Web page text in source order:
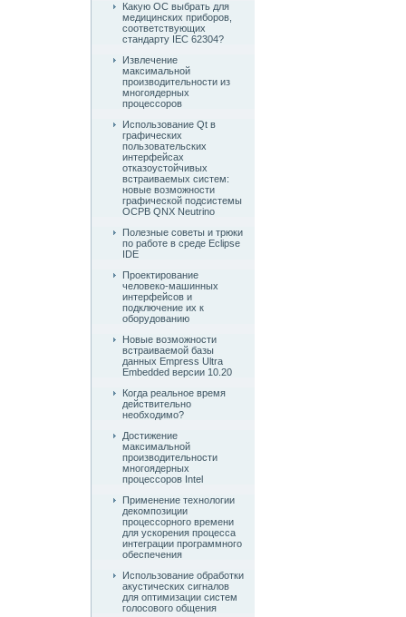
Какую ОС выбрать для
медицинских приборов,
соответствующих
стандарту IEC 62304?
Извлечение
максимальной
производительности из
многоядерных
процессоров
Использование Qt в
графических
пользовательских
интерфейсах
отказоустойчивых
встраиваемых систем:
новые возможности
графической подсистемы
ОСРВ QNX Neutrino
Полезные советы и трюки
по работе в среде Eclipse
IDE
Проектирование
человеко-машинных
интерфейсов и
подключение их к
оборудованию
Новые возможности
встраиваемой базы
данных Empress Ultra
Embedded версии 10.20
Когда реальное время
действительно
необходимо?
Достижение
максимальной
производительности
многоядерных
процессоров Intel
Применение технологии
декомпозиции
процессорного времени
для ускорения процесса
интеграции программного
обеспечения
Использование обработки
акустических сигналов
для оптимизации систем
голосового общения